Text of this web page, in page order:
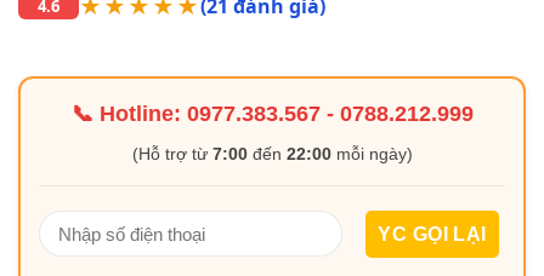
4.6 ★★★★★(21 đánh giá)
📞 Hotline: 0977.383.567- 0788.212.999
(Hỗ trợ từ 7:00đến 22:00mỗi ngày)